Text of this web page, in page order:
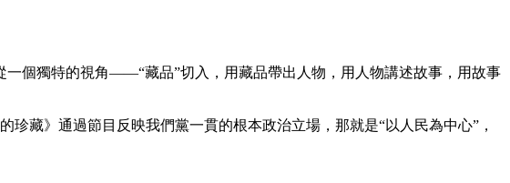
网球 综合体育 亚冬会
個獨特的視角——“藏品”切入，用藏品帶出人物，用人物講述故事，用故事
藏》通過節目反映我們黨一貫的根本政治立場，那就是“以人民為中心”，